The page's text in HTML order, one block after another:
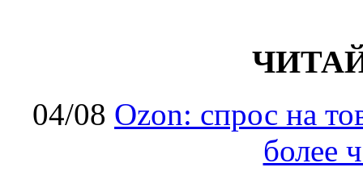
04/08 Ozon: спрос на
более